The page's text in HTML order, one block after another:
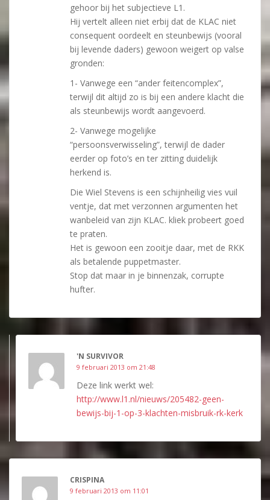
gehoor bij het subjectieve L1.
Hij vertelt alleen niet erbij dat de KLAC niet
consequent oordeelt en steunbewijs (vooral
bij levende daders) gewoon weigert op valse
gronden:
1- Vanwege een “ander feitencomplex”,
terwijl dit altijd zo is bij een andere klacht die
als steunbewijs wordt aangevoerd.
2- Vanwege mogelijke
“persoonsverwisseling”, terwijl de dader
eerder op foto’s en ter zitting duidelijk
herkend is.
Die Wiel Stevens is een schijnheilig vies vuil
ventje, dat met verzonnen argumenten het
wanbeleid van zijn KLAC. kliek probeert goed
te praten.
Het is gewoon een zooitje daar, met de RKK
als betalende puppetmaster.
Stop dat maar in je binnenzak, corrupte
hufter.
'N SURVIVOR
9 februari 2013 om 21:48
Deze link werkt wel:
http://www.l1.nl/nieuws/205482-geen-
bewijs-bij-1-op-3-klachten-misbruik-rk-kerk
CRISPINA
9 februari 2013 om 11:01